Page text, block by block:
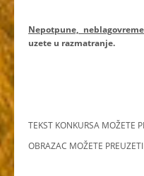
Nepotpune,
uzete u razmatranje.
TEKST KONKURSA MOŽETE
OBRAZAC MOŽETE PREUZETI